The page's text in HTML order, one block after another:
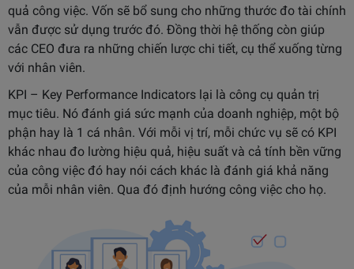
quả công việc. Vốn sẽ bổ sung cho những thước đo tài chính
vẫn được sử dụng trước đó. Đồng thời hệ thống còn giúp
các CEO đưa ra những chiến lược chi tiết, cụ thể xuống từng
với nhân viên.
KPI – Key Performance Indicators lại là công cụ quản trị
mục tiêu. Nó đánh giá sức mạnh của doanh nghiệp, một bộ
phận hay là 1 cá nhân. Với mỗi vị trí, mỗi chức vụ sẽ có KPI
khác nhau đo lường hiệu quả, hiệu suất và cả tính bền vững
của công việc đó hay nói cách khác là đánh giá khả năng
của mỗi nhân viên. Qua đó định hướng công việc cho họ.